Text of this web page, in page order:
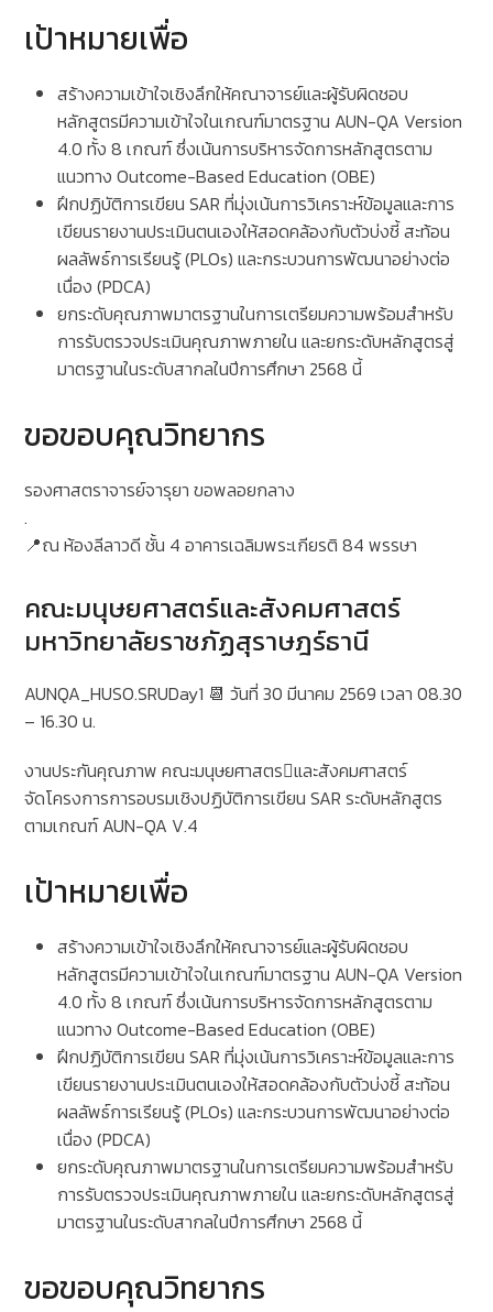
เป้าหมายเพื่อ
สร้างความเข้าใจเชิงลึกให้คณาจารย์และผู้รับผิดชอบ
หลักสูตรมีความเข้าใจในเกณฑ์มาตรฐาน AUN-QA Version
4.0 ทั้ง 8 เกณฑ์ ซึ่งเน้นการบริหารจัดการหลักสูตรตาม
แนวทาง Outcome-Based Education (OBE)
ฝึกปฏิบัติการเขียน SAR ที่มุ่งเน้นการวิเคราะห์ข้อมูลและการ
เขียนรายงานประเมินตนเองให้สอดคล้องกับตัวบ่งชี้ สะท้อน
ผลลัพธ์การเรียนรู้ (PLOs) และกระบวนการพัฒนาอย่างต่อ
เนื่อง (PDCA)
ยกระดับคุณภาพมาตรฐานในการเตรียมความพร้อมสำหรับ
การรับตรวจประเมินคุณภาพภายใน และยกระดับหลักสูตรสู่
มาตรฐานในระดับสากลในปีการศึกษา 2568 นี้
ขอขอบคุณวิทยากร
รองศาสตราจารย์จารุยา ขอพลอยกลาง
.
📍ณ ห้องลีลาวดี ชั้น 4 อาคารเฉลิมพระเกียรติ 84 พรรษา
คณะมนุษยศาสตร์และสังคมศาสตร์
มหาวิทยาลัยราชภัฏสุราษฎร์ธานี
AUNQA_HUSO.SRUDay1 📆 วันที่ 30 มีนาคม 2569 เวลา 08.30
– 16.30 น.
งานประกันคุณภาพ คณะมนุษยศาสตรและสังคมศาสตร์
จัดโครงการการอบรมเชิงปฏิบัติการเขียน SAR ระดับหลักสูตร
ตามเกณฑ์ AUN-QA V.4
เป้าหมายเพื่อ
สร้างความเข้าใจเชิงลึกให้คณาจารย์และผู้รับผิดชอบ
หลักสูตรมีความเข้าใจในเกณฑ์มาตรฐาน AUN-QA Version
4.0 ทั้ง 8 เกณฑ์ ซึ่งเน้นการบริหารจัดการหลักสูตรตาม
แนวทาง Outcome-Based Education (OBE)
ฝึกปฏิบัติการเขียน SAR ที่มุ่งเน้นการวิเคราะห์ข้อมูลและการ
เขียนรายงานประเมินตนเองให้สอดคล้องกับตัวบ่งชี้ สะท้อน
ผลลัพธ์การเรียนรู้ (PLOs) และกระบวนการพัฒนาอย่างต่อ
เนื่อง (PDCA)
ยกระดับคุณภาพมาตรฐานในการเตรียมความพร้อมสำหรับ
การรับตรวจประเมินคุณภาพภายใน และยกระดับหลักสูตรสู่
มาตรฐานในระดับสากลในปีการศึกษา 2568 นี้
ขอขอบคุณวิทยากร